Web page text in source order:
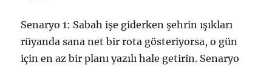
Senaryo 1: Sabah işe giderken şehrin ışıkları
rüyanda sana net bir rota gösteriyorsa, o gün
için en az bir planı yazılı hale getirin. Senaryo